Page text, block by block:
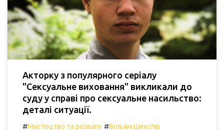
Акторку з популярного серіалу
"Сексуальне виховання" викликали до
суду у справі про сексуальне насильство:
деталі ситуації.
#Мистецтво та розваги #Вільям Шекспір